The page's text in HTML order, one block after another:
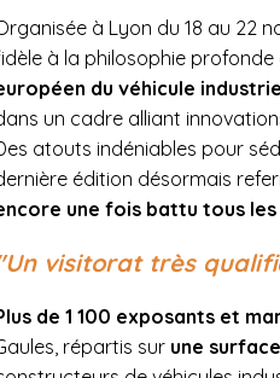
à Lyon du 18 au 22
à la philosophie profonde
du véhicule
un cadre alliant
atouts indéniables pour
édition désormais
une fois battu tous
visitorat très
de 1 100 exposants et
répartis sur une